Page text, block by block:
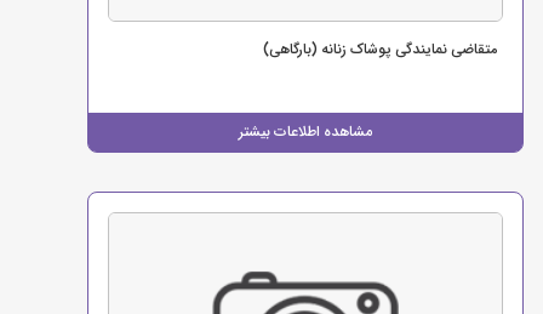
مشاهده اطلاعات بیشتر
متقاضی نمایندگی پوشاک زنانه (بارگاهی)